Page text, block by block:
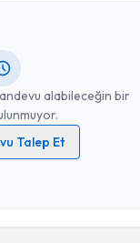
alabileceğin bir
Talep Et
ilişkinAydınlatma Metni